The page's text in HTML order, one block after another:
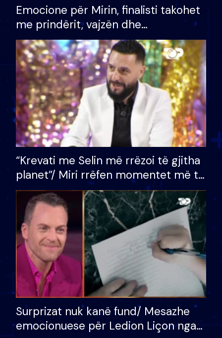
Emocione për Mirin, finalisti takohet
me prindërit, vajzën dhe
bashkëshorten: S’kemi ndonjë letër
divorci apo jo?
“Krevati me Selin më rrëzoi të gjitha
planet”/ Miri rrëfen momentet më të
bukura në shtëpinë e BB VIP: Do më
mungojë zilja e mëngjesit kur…
Surprizat nuk kanë fund/ Mesazhe
emocionuese për Ledion Liçon nga